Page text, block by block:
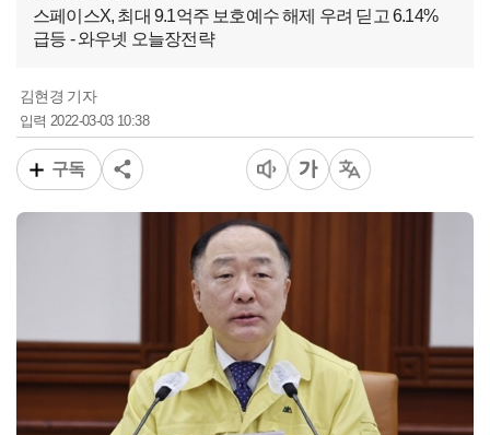
스페이스X, 최대 9.1억주 보호예수 해제 우려 딛고 6.14%
급등 - 와우넷 오늘장전략
김현경 기자
입력2022-03-03 10:38
구독